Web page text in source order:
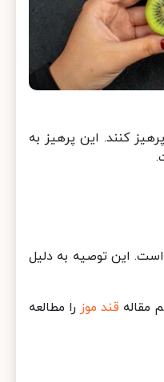
کنند. این پرهیز به
این توصیه به دلیل
قند موزرا مطالعه